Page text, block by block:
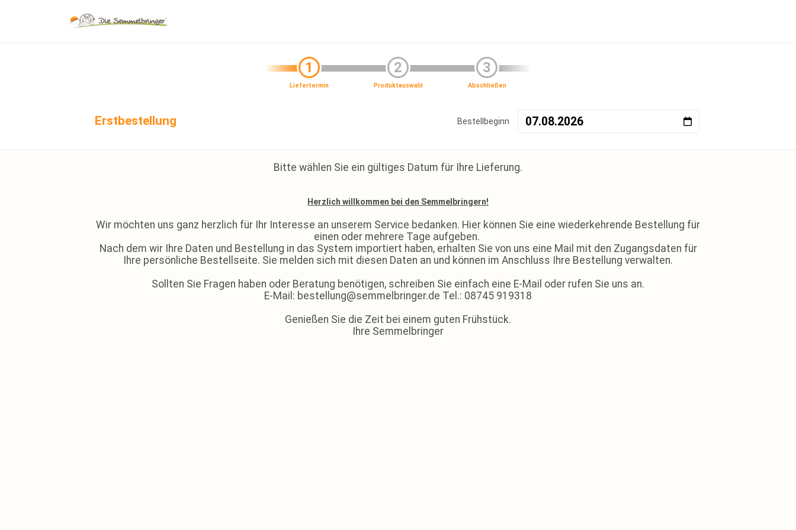
1
Liefertermin
2
Produktauswahl
3
Abschließen
Erstbestellung Bestellbeginn
Bitte wählen Sie ein gültiges Datum für Ihre Lieferung.
Herzlich willkommen bei den Semmelbringern!
Wir möchten uns ganz herzlich für Ihr Interesse an unserem Service bedanken. Hier können Sie eine wiederkehrende Bestellung für
einen oder mehrere Tage aufgeben.
Nach dem wir Ihre Daten und Bestellung in das System importiert haben, erhalten Sie von uns eine Mail mit den Zugangsdaten für
Ihre persönliche Bestellseite. Sie melden sich mit diesen Daten an und können im Anschluss Ihre Bestellung verwalten.
Sollten Sie Fragen haben oder Beratung benötigen, schreiben Sie einfach eine E-Mail oder rufen Sie uns an.
E-Mail: bestellung@semmelbringer.de Tel.: 08745 919318
Genießen Sie die Zeit bei einem guten Frühstück.
Ihre Semmelbringer